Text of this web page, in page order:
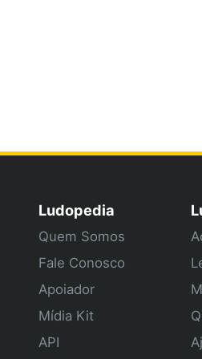
Ludopedia
Quem Somos
Fale Conosco
Apoiador
Mídia Kit
API